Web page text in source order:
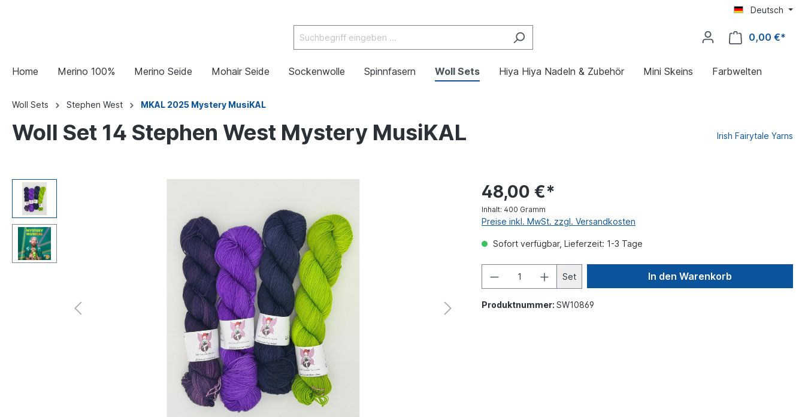
Deutsch
0,00 €*
Home Merino 100% Merino Seide Mohair Seide Sockenwolle Spinnfasern Woll Sets Hiya Hiya Nadeln & Zubehör Mini Skeins Farbwelten
Woll Sets Stephen West MKAL 2025 Mystery MusiKAL
Woll Set 14 Stephen West Mystery MusiKAL Irish Fairytale Yarns
48,00 €*
Inhalt: 400 Gramm
Preise inkl. MwSt. zzgl. Versandkosten
Sofort verfügbar, Lieferzeit: 1-3 Tage
Set In den Warenkorb
Produktnummer: SW10869